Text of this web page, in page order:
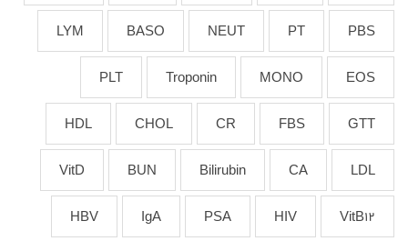
PBS
PT
NEUT
BASO
LYM
EOS
MONO
Troponin
PLT
GTT
FBS
CR
CHOL
HDL
LDL
CA
Bilirubin
BUN
VitD
VitB12
HIV
PSA
IgA
HBV